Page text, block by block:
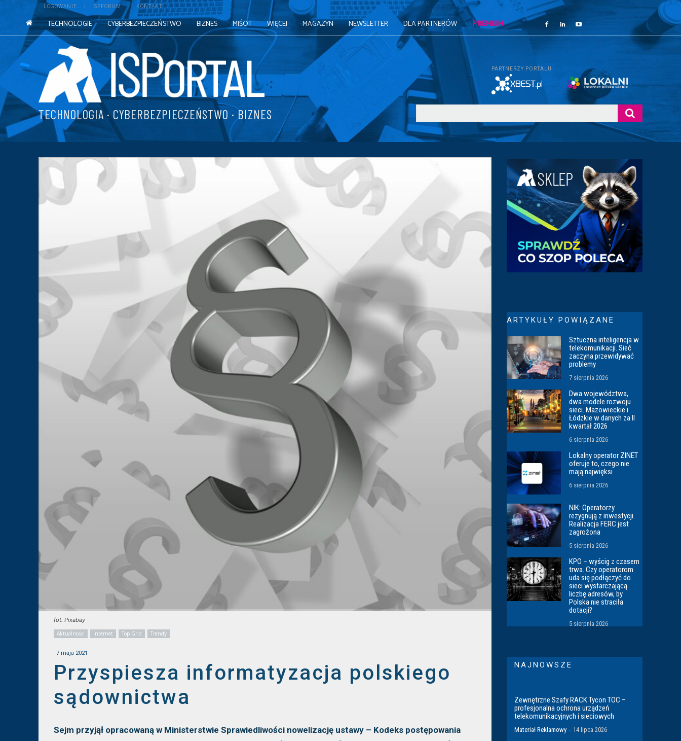
LOGOWANIE ISPFORUM KONTAKT
TECHNOLOGIE CYBERBEZPIECZEŃSTWO BIZNES MIŚOT WIĘCEJ MAGAZYN NEWSLETTER DLA PARTNERÓW PREMIUM
TECHNOLOGIA · CYBERBEZPIECZEŃSTWO · BIZNES
PARTNERZY PORTALU
fot. Pixabay
Aktualności
Internet Top Grid Trendy
7 maja 2021
Przyspiesza informatyzacja polskiego
sądownictwa
Sejm przyjął opracowaną w Ministerstwie Sprawiedliwości nowelizację ustawy – Kodeks postępowania
ARTYKUŁY POWIĄZANE
Sztuczna inteligencja w
telekomunikacji. Sieć
zaczyna przewidywać
problemy
7 sierpnia 2026
Dwa województwa,
dwa modele rozwoju
sieci. Mazowieckie i
Łódzkie w danych za II
kwartał 2026
6 sierpnia 2026
Lokalny operator ZINET
oferuje to, czego nie
mają najwięksi
6 sierpnia 2026
NIK: Operatorzy
rezygnują z inwestycji.
Realizacja FERC jest
zagrożona
5 sierpnia 2026
KPO – wyścig z czasem
trwa. Czy operatorom
uda się podłączyć do
sieci wystarczającą
liczbę adresów, by
Polska nie straciła
dotacji?
5 sierpnia 2026
NAJNOWSZE
Zewnętrzne Szafy RACK Tycon TOC –
profesjonalna ochrona urządzeń
telekomunikacyjnych i sieciowych
Materiał Reklamowy - 14 lipca 2026